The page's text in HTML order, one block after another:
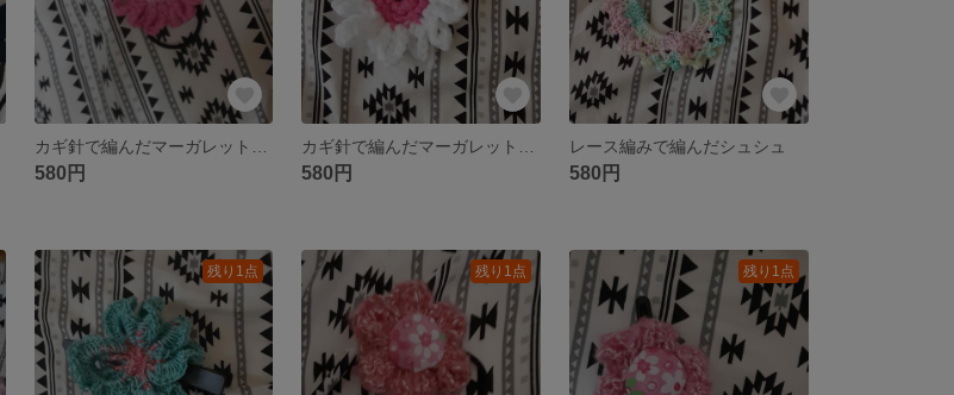
580円 580円
レース編みで編んだシュシュ
580円
残り1点 残り1点 残り1点